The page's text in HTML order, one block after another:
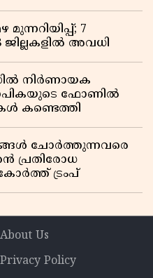
7
ജില്ലകളിൽ അവധി
നിർണായക
ഫോണിൽ
കണ്ടെത്തി
ചോർത്തുന്നവരെ
പ്രതിരോധ
ട്രംപ്
About Us
Privacy Policy